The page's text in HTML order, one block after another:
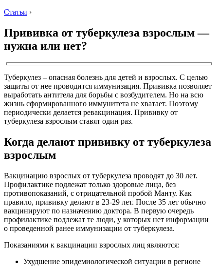
Статьи ›
Прививка от туберкулеза взрослым —
нужна или нет?
Туберкулез – опасная болезнь для детей и взрослых. С целью
защиты от нее проводится иммунизация. Прививка позволяет
выработать антитела для борьбы с возбудителем. Но на всю
жизнь сформированного иммунитета не хватает. Поэтому
периодически делается ревакцинация. Прививку от
туберкулеза взрослым ставят один раз.
Когда делают прививку от туберкулеза
взрослым
Вакцинацию взрослых от туберкулеза проводят до 30 лет.
Профилактике подлежат только здоровые лица, без
противопоказаний, с отрицательной пробой Манту. Как
правило, прививку делают в 23-29 лет. После 35 лет обычно
вакцинируют по назначению доктора. В первую очередь
профилактике подлежат те люди, у которых нет информации
о проведенной ранее иммунизации от туберкулеза.
Показаниями к вакцинации взрослых лиц являются:
Ухудшение эпидемиологической ситуации в регионе